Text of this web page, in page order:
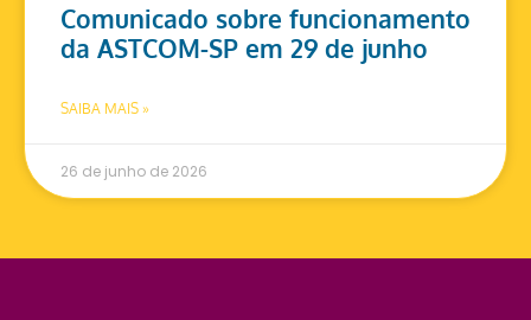
Comunicado sobre funcionamento
da ASTCOM-SP em 29 de junho
SAIBA MAIS »
26 de junho de 2026